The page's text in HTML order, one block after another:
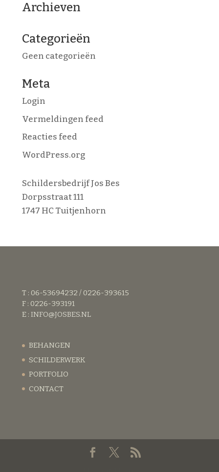
Archieven
Categorieën
Geen categorieën
Meta
Login
Vermeldingen feed
Reacties feed
WordPress.org
Schildersbedrijf Jos Bes
Dorpsstraat 111
1747 HC Tuitjenhorn
T : 06-53694232 / 0226-393615
F : 0226-393191
E : INFO@JOSBES.NL
BEHANGEN
SCHILDERWERK
PORTFOLIO
CONTACT